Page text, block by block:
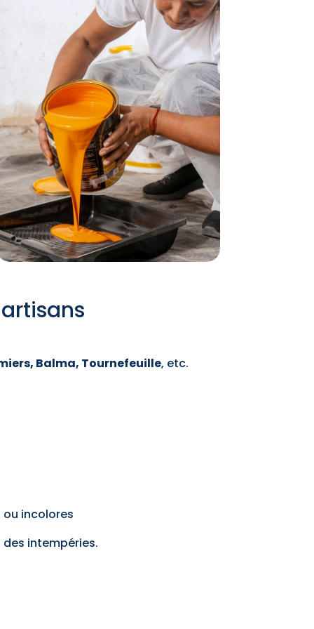
Balma, Tournefeuille, etc.
incolores
intempéries.